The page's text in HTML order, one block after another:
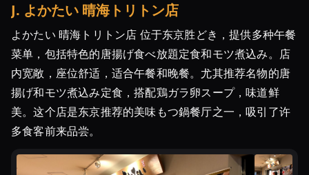
J. よかたい 晴海トリトン店
よかたい 晴海トリトン店 位于东京胜どき，提供多种午餐
菜单，包括特色的唐揚げ食べ放題定食和モツ煮込み。店
内宽敞，座位舒适，适合午餐和晚餐。尤其推荐名物的唐
揚げ和モツ煮込み定食，搭配鶏ガラ卵スープ，味道鲜
美。这个店是东京推荐的美味もつ鍋餐厅之一，吸引了许
多食客前来品尝。